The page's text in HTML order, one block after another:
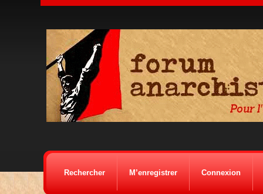
Rechercher M’enregistrer Connexion